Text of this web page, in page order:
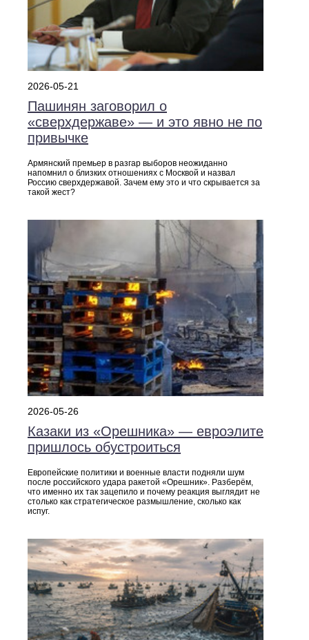
2026-05-21
Пашинян заговорил о
«сверхдержаве» — и это явно не по
привычке
Армянский премьер в разгар выборов неожиданно
напомнил о близких отношениях с Москвой и назвал
Россию сверхдержавой. Зачем ему это и что скрывается за
такой жест?
2026-05-26
Казаки из «Орешника» — евроэлите
пришлось обустроиться
Европейские политики и военные власти подняли шум
после российского удара ракетой «Орешник». Разберём,
что именно их так зацепило и почему реакция выглядит не
столько как стратегическое размышление, сколько как
испуг.